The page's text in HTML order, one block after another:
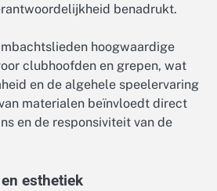
benadrukt.
hoogwaardige
clubhoofden en grepen, wat
en de algehele speelervaring
materialen beïnvloedt direct
en de responsiviteit van de
esthetiek